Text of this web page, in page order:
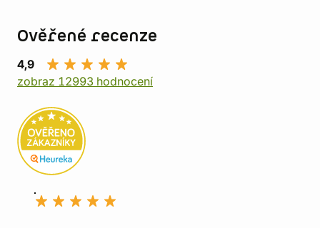
Ověřené recenze
4,9
zobraz 12993 hodnocení